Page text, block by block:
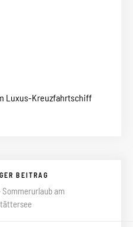
Luxus-Kreuzfahrtschiff
BEITRAG
Sommerurlaub am